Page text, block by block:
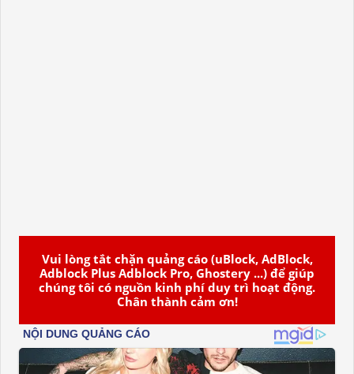
Vui lòng tắt chặn quảng cáo (uBlock, AdBlock,
Adblock Plus Adblock Pro, Ghostery ...) để giúp
chúng tôi có nguồn kinh phí duy trì hoạt động.
Chân thành cảm ơn!